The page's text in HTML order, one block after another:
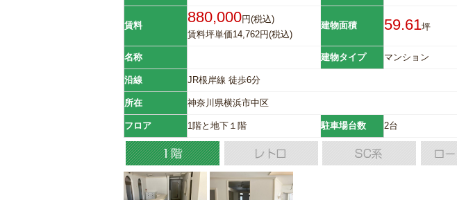
賃料 880,000円(税込)
賃料坪単価14,762円(税込)
建物面積 59.61坪
名称 建物タイプ マンション
沿線 JR根岸線 徒歩6分
所在 神奈川県横浜市中区
フロア 1階と地下１階 駐車場台数 2台